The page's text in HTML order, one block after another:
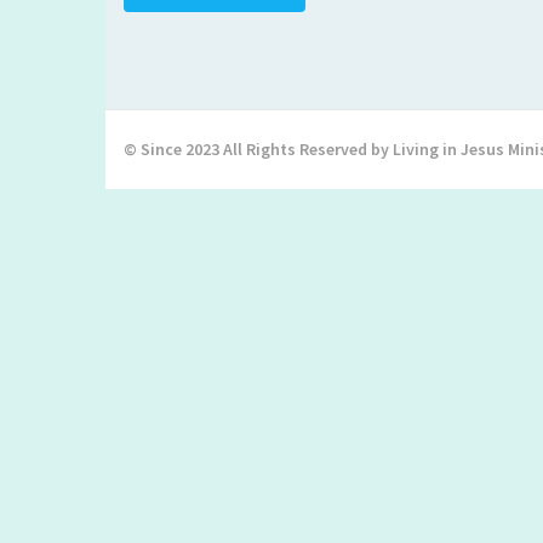
© Since 2023 All Rights Reserved by Living in Jesus